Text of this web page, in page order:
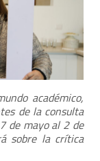
académico,
de la consulta
de mayo al 2 de
sobre la crítica